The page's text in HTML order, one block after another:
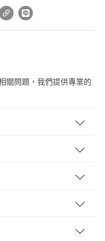
關問題，我們提供專業的